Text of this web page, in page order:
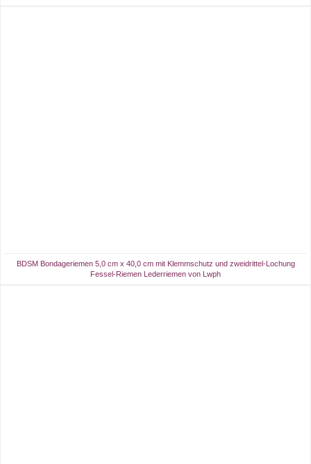
BDSM Bondageriemen 5,0 cm x 40,0 cm mit Klemmschutz und zweidrittel-Lochung
Fessel-Riemen Lederriemen von Lwph